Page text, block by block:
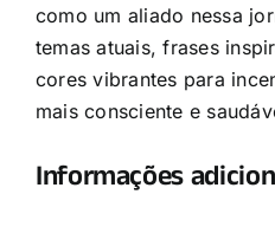
como um aliado nessa
temas atuais, frases
cores vibrantes para
mais consciente e
Informações